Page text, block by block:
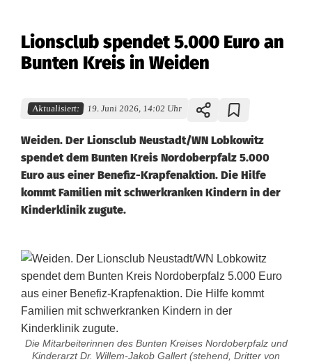
Lionsclub spendet 5.000 Euro an
Bunten Kreis in Weiden
Aktualisiert: 19. Juni 2026, 14:02 Uhr
Weiden. Der Lionsclub Neustadt/WN Lobkowitz
spendet dem Bunten Kreis Nordoberpfalz 5.000
Euro aus einer Benefiz-Krapfenaktion. Die Hilfe
kommt Familien mit schwerkranken Kindern in der
Kinderklinik zugute.
Die Mitarbeiterinnen des Bunten Kreises Nordoberpfalz und
Kinderarzt Dr. Willem-Jakob Gallert (stehend, Dritter von